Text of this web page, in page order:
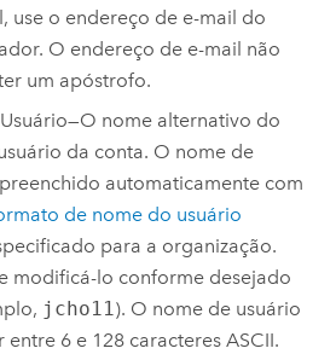
use o endereço de e-mail do
O endereço de e-mail não
um apóstrofo.
nome alternativo do
da conta. O nome de
automaticamente com
de nome do usuário
para a organização.
modificá-lo conforme desejado
jcho11). O nome de usuário
entre 6 e 128 caracteres ASCII.